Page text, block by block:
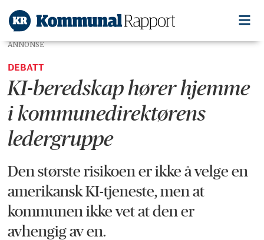
ANNONSE
DEBATT
KI-beredskap hører hjemme
i kommunedirektørens
ledergruppe
Den største risikoen er ikke å velge en
amerikansk KI-tjeneste, men at
kommunen ikke vet at den er
avhengig av en.